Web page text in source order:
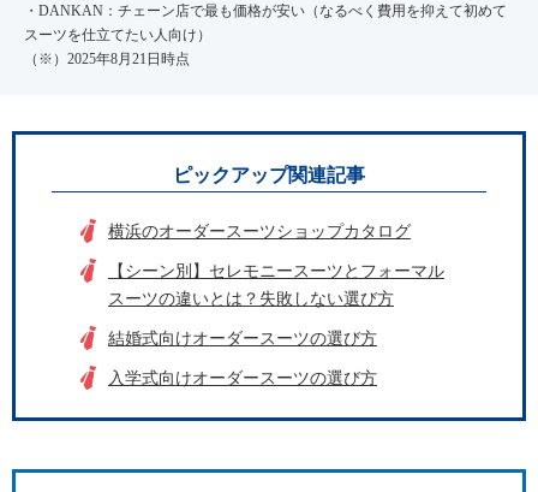
・DANKAN：チェーン店で最も価格が安い（なるべく費用を抑えて初めて
スーツを仕立てたい人向け）
（※）2025年8月21日時点
ピックアップ関連記事
横浜のオーダースーツショップカタログ
【シーン別】セレモニースーツとフォーマル
スーツの違いとは？失敗しない選び方
結婚式向けオーダースーツの選び方
入学式向けオーダースーツの選び方